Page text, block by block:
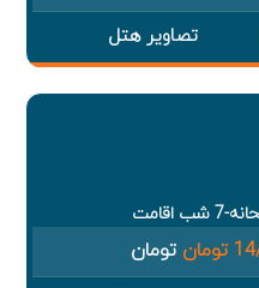
تصاویر هتل
تومان